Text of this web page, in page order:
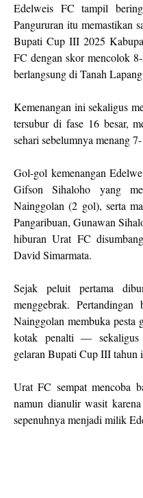
Edelweis FC tampil
Pangururan itu memastikan
Bupati Cup III 2025
FC dengan skor mencolok
berlangsung di Tanah
Kemenangan ini sekaligus
tersubur di fase 16 besar,
sehari sebelumnya menang
Gol-gol kemenangan
Gifson Sihaloho yang
Nainggolan (2 gol), serta
Pangaribuan, Gunawan
hiburan Urat FC
David Simarmata.
Sejak peluit pertama
menggebrak.
Nainggolan membuka pesta
kotak penalti — sekaligus
gelaran Bupati Cup III tahun
Urat FC sempat mencoba
namun dianulir wasit
sepenuhnya menjadi milik